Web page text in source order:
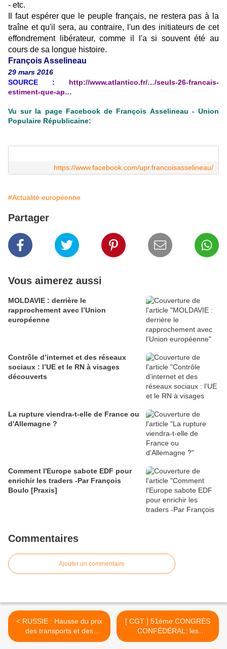
- etc.
Il faut espérer que le peuple français, ne restera pas à la
traîne et qu'il sera, au contraire, l'un des initiateurs de cet
effondrement libérateur, comme il l'a si souvent été au
cours de sa longue histoire.
François Asselineau
29 mars 2016
SOURCE :
http://www.atlantico.fr/…/seuls-26-francais-
estiment-que-ap…
Vu sur la page Facebook de François Asselineau - Union
Populaire Républicaine:
https://www.facebook.com/upr.francoisasselineau/
#Actualité européenne
Partager
Vous aimerez aussi
MOLDAVIE : derrière le
rapprochement avec l’Union
européenne
Contrôle d’internet et des réseaux
sociaux : l’UE et le RN à visages
découverts
La rupture viendra-t-elle de France ou
d'Allemagne ?
Comment l'Europe sabote EDF pour
enrichir les traders -Par François
Boulo [Praxis]
Commentaires
Ajouter un commentaire
< RUSSIE : Hausse du prix
des transports et des
loyers, vie quotidienne
[ CGT ] 51ème CONGRÈS
CONFÉDÉRAL: les
cheminots CGT de